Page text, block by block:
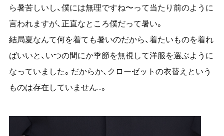
ら暑苦しいし、僕には無理ですね〜って当たり前のように
言われますが、正直なところ僕だって暑い。
結局夏なんて何を着ても暑いのだから、着たいものを着れ
ばいいと、いつの間にか季節を無視して洋服を選ぶように
なっていました。だからか、クローゼットの衣替えという
ものは存在していません...。